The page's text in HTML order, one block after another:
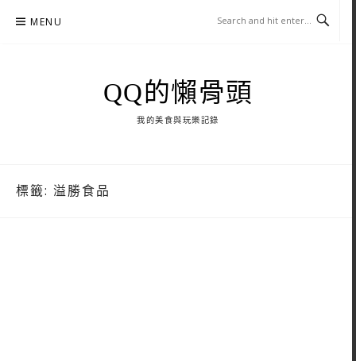
MENU
QQ的懶骨頭
我的美食與玩樂記錄
標籤: 溢勝食品